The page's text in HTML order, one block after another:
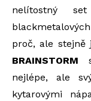
nelítostný
proč, ale stejně
BRAINSTORM
nejlépe, ale
kytarovými